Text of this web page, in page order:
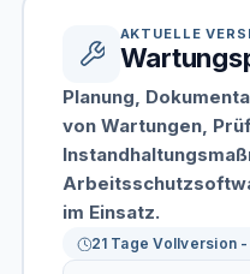
AKTUELLE
Planung,
von Wartungen,
im Einsatz.
21 Tage Vollversion